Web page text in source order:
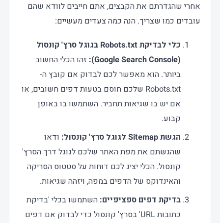
אחרי שהגדרתם את הקבצים, אתם חייבים לוודא שהם
עובדים כמו שצריך. הנה כמה צעדים מעשיים:
כלי לבדיקת Robots.txt בגוגל סרץ' קונסול
זהו הכלי החשוב
ביותר. הוא מאפשר לכם לבדוק אם קובץ ה-
Robots.txt שלכם חוסם בטעות דפים חשובים, או
אם יש בו שגיאות תחביר. השתמשו בו באופן
קבוע.
הגשת Sitemap לגוגל סרץ' קונסול:
ודאו
שהגשתם את מפת האתר שלכם לגוגל דרך הסרץ'
קונסול. הכלי יציג לכם דוחות על סטטוס הסריקה
והאינדוקס של הדפים במפה, ויזהה שגיאות.
בדיקת דפים ספציפיים:השתמשו בכלי 'בדיקת
כתובות URL' בסרץ' קונסול כדי לבדוק אם דפים